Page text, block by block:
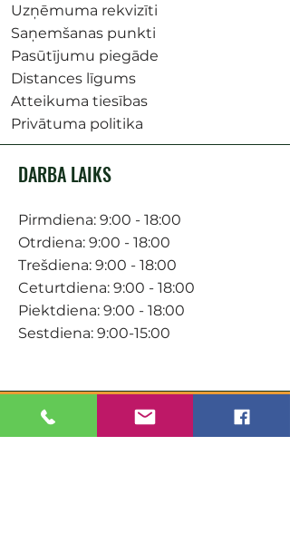
Uzņēmuma rekvizīti
Saņemšanas punkti
Pasūtījumu piegāde
Distances līgums
Atteikuma tiesības
Privātuma politika
DARBA LAIKS
Pirmdiena: 9:00 - 18:00
Otrdiena: 9:00 - 18:00
Trešdiena: 9:00 - 18:00
Ceturtdiena: 9:00 - 18:00
Piektdiena: 9:00 - 18:00
Sestdiena: 9:00-15:00
KONTAKTI